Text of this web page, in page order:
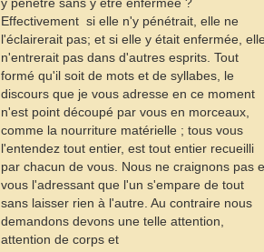
Effectivement si elle n'y pénétrait, elle ne
l'éclairerait pas; et si elle y était enfermée,
n'entrerait pas dans d'autres esprits. Tout
formé qu'il soit de mots et de syllabes, le
discours que je vous adresse en ce moment
n'est point découpé par vous en morceaux,
comme la nourriture matérielle ; tous vous
l'entendez tout entier, est tout entier recueilli
par chacun de vous. Nous ne craignons pas
vous l'adressant que l'un s'empare de tout
sans laisser rien à l'autre. Au contraire nous
demandons devons une telle attention,
attention de corps et